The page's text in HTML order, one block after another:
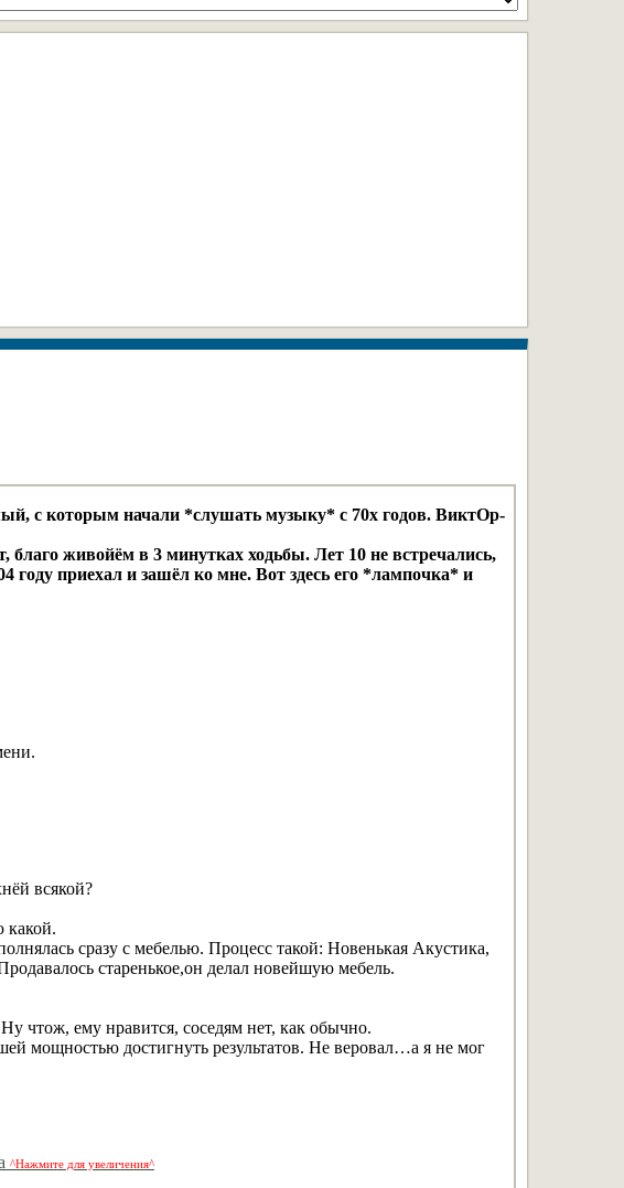
с которым начали *слушать музыку* с 70х годов. ВиктОр-
благо живойём в 3 минутках ходьбы. Лет 10 не встречались,
году приехал и зашёл ко мне. Вот здесь его *лампочка* и
всякой?
какой.
сразу с мебелью. Процесс такой: Новенькая Акустика,
старенькое,он делал новейшую мебель.
чтож, ему нравится, соседям нет, как обычно.
мощностью достигнуть результатов. Не веровал…а я не мог
^Нажмите для увеличения^